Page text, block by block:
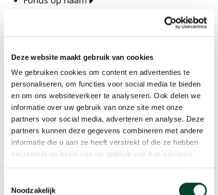
Deze website maakt gebruik van cookies
We gebruiken cookies om content en advertenties te
personaliseren, om functies voor social media te bieden
en om ons websiteverkeer te analyseren. Ook delen we
informatie over uw gebruik van onze site met onze
partners voor social media, adverteren en analyse. Deze
partners kunnen deze gegevens combineren met andere
informatie die u aan ze heeft verstrekt of die ze hebben
verzameld op basis van uw gebruik van hun services.
Noodzakelijk
Blijf op de hoogte van het laatste nieuws, verhalen,
publicaties en ontwikkelingen rondom Kansfonds
en onze missie.
Nieuwsberichten
Nieuws
Verhalen
Beeldbanken
Foto's bestaanszekerheid
Agenda